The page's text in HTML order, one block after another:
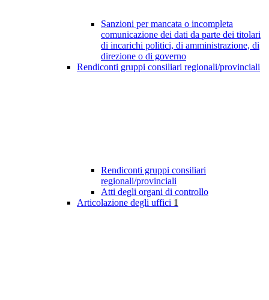
Sanzioni per mancata o incompleta
comunicazione dei dati da parte dei titolari
di incarichi politici, di amministrazione, di
direzione o di governo
Rendiconti gruppi consiliari regionali/provinciali
Rendiconti gruppi consiliari
regionali/provinciali
Atti degli organi di controllo
Articolazione degli uffici 1